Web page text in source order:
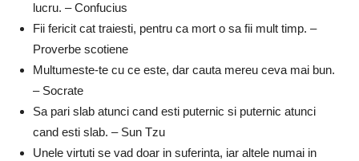
lucru. – Confucius
Fii fericit cat traiesti, pentru ca mort o sa fii mult timp. –
Proverbe scotiene
Multumeste-te cu ce este, dar cauta mereu ceva mai bun.
– Socrate
Sa pari slab atunci cand esti puternic si puternic atunci
cand esti slab. – Sun Tzu
Unele virtuti se vad doar in suferinta, iar altele numai in